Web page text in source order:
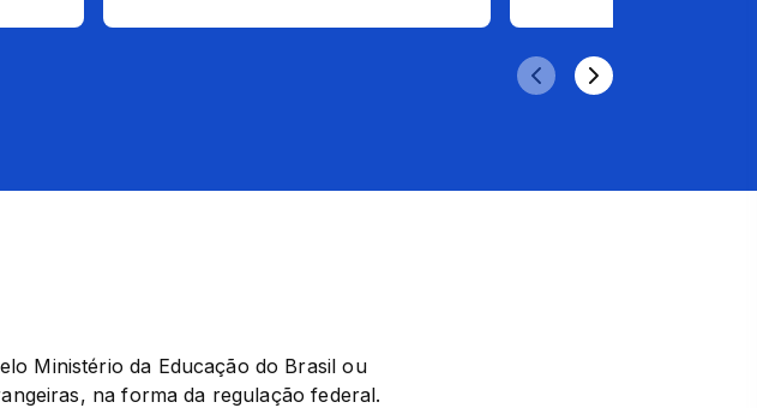
Ministério da Educação do Brasil ou
na forma da regulação federal.